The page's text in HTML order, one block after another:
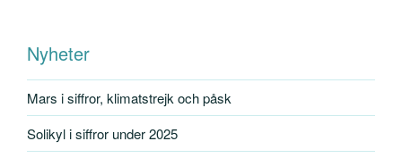
Nyheter
Mars i siffror, klimatstrejk och påsk
Solikyl i siffror under 2025